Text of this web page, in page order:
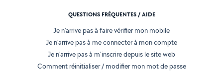
QUESTIONS FRÉQUENTES / AIDE
Je n'arrive pas à faire vérifier mon mobile
Je n'arrive pas à me connecter à mon compte
Je n'arrive pas à m'inscrire depuis le site web
Comment réinitialiser / modifier mon mot de passe